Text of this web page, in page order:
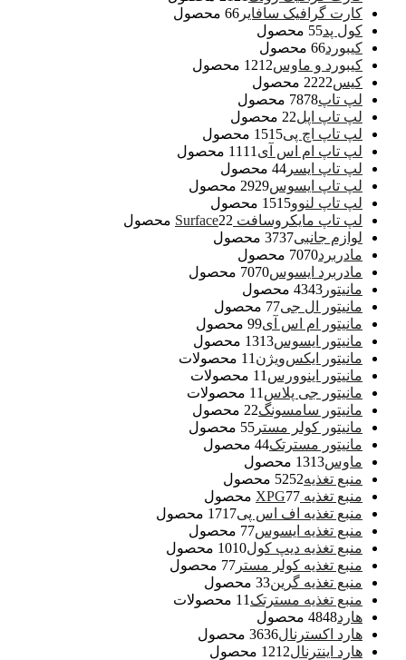
کارت گرافیک سافایر
66 محصول
کول پد 55 محصول
کیبورد 66 محصول
کیبورد و ماوس
1212 محصول
کیس
2222 محصول
لپ تاپ
7878 محصول
لپ تاپ اپل 22 محصول
لپ تاپ اچ پی
1515 محصول
لپ تاپ ام اس آی
11 11 محصول
لپ تاپ ایسر
44 محصول
لپ تاپ ایسوس
2929 محصول
لپ تاپ لنوو
1515 محصول
لپ تاپ مایکروسافت Surface
22 محصول
لوازم جانبی
3737 محصول
مادربرد
7070 محصول
مادربرد ایسوس
7070 محصول
مانیتور
4343 محصول
مانیتور ال جی 77 محصول
مانیتور ام اس آی 99 محصول
مانیتور ایسوس
1313 محصول
مانیتور ایکس‌ویژن
1 1 محصولات
مانیتور اینوورس
1 1 محصولات
مانیتور جی پلاس
1 1 محصولات
مانیتور سامسونگ 22 محصول
مانیتور کولر مستر
55 محصول
مانیتور مسترتک 44 محصول
ماوس
1313 محصول
منبع تغذیه
5252 محصول
منبع تغذیه XPG
77 محصول
منبع تغذیه اف اس پی
1717 محصول
منبع تغذیه ایسوس 77 محصول
منبع تغذیه دیپ کول
1010 محصول
منبع تغذیه کولر مستر
77 محصول
منبع تغذیه گرین 33 محصول
منبع تغذیه مسترتک
1 1 محصولات
هارد
4848 محصول
هارد اکسترنال
3636 محصول
هارد اینترنال
1212 محصول